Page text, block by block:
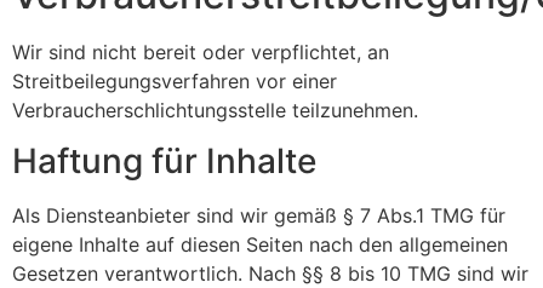
Wir sind nicht bereit oder verpflichtet, an
Streitbeilegungsverfahren vor einer
Verbraucherschlichtungsstelle teilzunehmen.
Haftung für Inhalte
Als Diensteanbieter sind wir gemäß § 7 Abs.1 TMG für
eigene Inhalte auf diesen Seiten nach den allgemeinen
Gesetzen verantwortlich. Nach §§ 8 bis 10 TMG sind wir